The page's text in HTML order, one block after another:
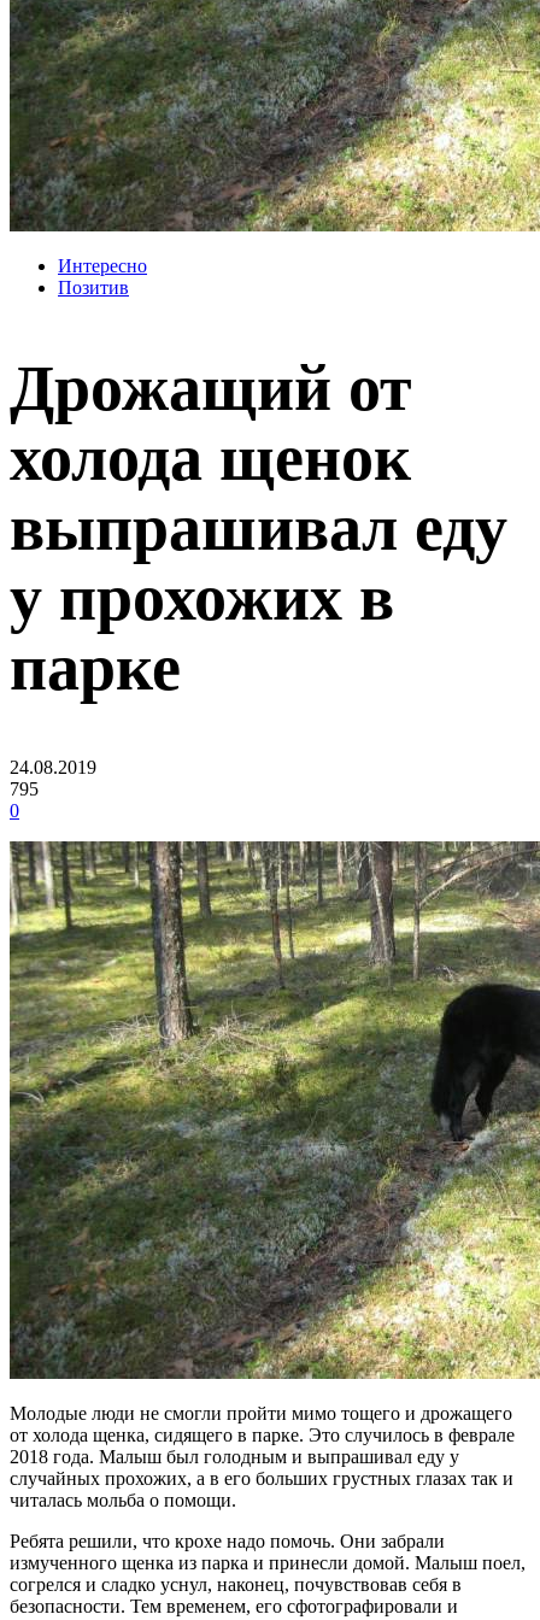
Интересно
Позитив
Дрожащий от
холода щенок
выпрашивал еду
у прохожих в
парке
24.08.2019
795
0
Молодые люди не смогли пройти мимо тощего и дрожащего
от холода щенка, сидящего в парке. Это случилось в феврале
2018 года. Малыш был голодным и выпрашивал еду у
случайных прохожих, а в его больших грустных глазах так и
читалась мольба о помощи.
Ребята решили, что крохе надо помочь. Они забрали
измученного щенка из парка и принесли домой. Малыш поел,
согрелся и сладко уснул, наконец, почувствовав себя в
безопасности. Тем временем, его сфотографировали и